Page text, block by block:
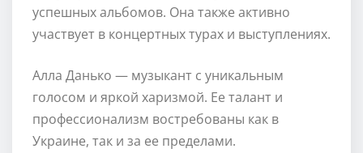
успешных альбомов. Она также активно
участвует в концертных турах и выступлениях.
Алла Данько — музыкант с уникальным
голосом и яркой харизмой. Ее талант и
профессионализм востребованы как в
Украине, так и за ее пределами.